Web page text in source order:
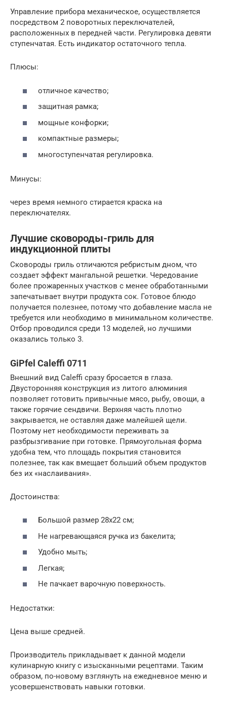
Управление прибора механическое, осуществляется
посредством 2 поворотных переключателей,
расположенных в передней части. Регулировка девяти
ступенчатая. Есть индикатор остаточного тепла.
Плюсы:
отличное качество;
защитная рамка;
мощные конфорки;
компактные размеры;
многоступенчатая регулировка.
Минусы:
через время немного стирается краска на
переключателях.
Лучшие сковороды-гриль для
индукционной плиты
Сковороды гриль отличаются ребристым дном, что
создает эффект мангальной решетки. Чередование
более прожаренных участков с менее обработанными
запечатывает внутри продукта сок. Готовое блюдо
получается полезнее, потому что добавление масла не
требуется или необходимо в минимальном количестве.
Отбор проводился среди 13 моделей, но лучшими
оказались только 3.
GiPfel Caleffi 0711
Внешний вид Caleffi сразу бросается в глаза.
Двусторонняя конструкция из литого алюминия
позволяет готовить привычные мясо, рыбу, овощи, а
также горячие сендвичи. Верхняя часть плотно
закрывается, не оставляя даже малейшей щели.
Поэтому нет необходимости переживать за
разбрызгивание при готовке. Прямоугольная форма
удобна тем, что площадь покрытия становится
полезнее, так как вмещает больший объем продуктов
без их «наслаивания».
Достоинства:
Большой размер 28х22 см;
Не нагревающаяся ручка из бакелита;
Удобно мыть;
Легкая;
Не пачкает варочную поверхность.
Недостатки:
Цена выше средней.
Производитель прикладывает к данной модели
кулинарную книгу с изысканными рецептами. Таким
образом, по-новому взглянуть на ежедневное меню и
усовершенствовать навыки готовки.